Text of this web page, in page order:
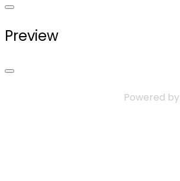
Preview
Powered by